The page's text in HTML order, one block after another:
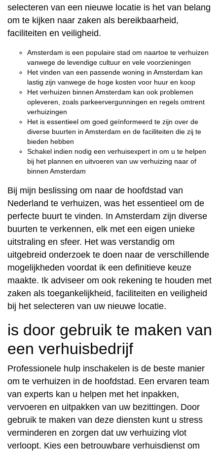
selecteren van een nieuwe locatie is het van belang
om te kijken naar zaken als bereikbaarheid,
faciliteiten en veiligheid.
Amsterdam is een populaire stad om naartoe te verhuizen
vanwege de levendige cultuur en vele voorzieningen
Het vinden van een passende woning in Amsterdam kan
lastig zijn vanwege de hoge kosten voor huur en koop
Het verhuizen binnen Amsterdam kan ook problemen
opleveren, zoals parkeervergunningen en regels omtrent
verhuizingen
Het is essentieel om goed geïnformeerd te zijn over de
diverse buurten in Amsterdam en de faciliteiten die zij te
bieden hebben
Schakel indien nodig een verhuisexpert in om u te helpen
bij het plannen en uitvoeren van uw verhuizing naar of
binnen Amsterdam
Bij mijn beslissing om naar de hoofdstad van
Nederland te verhuizen, was het essentieel om de
perfecte buurt te vinden. In Amsterdam zijn diverse
buurten te verkennen, elk met een eigen unieke
uitstraling en sfeer. Het was verstandig om
uitgebreid onderzoek te doen naar de verschillende
mogelijkheden voordat ik een definitieve keuze
maakte. Ik adviseer om ook rekening te houden met
zaken als toegankelijkheid, faciliteiten en veiligheid
bij het selecteren van uw nieuwe locatie.
is door gebruik te maken van
een verhuisbedrijf
Professionele hulp inschakelen is de beste manier
om te verhuizen in de hoofdstad. Een ervaren team
van experts kan u helpen met het inpakken,
vervoeren en uitpakken van uw bezittingen. Door
gebruik te maken van deze diensten kunt u stress
verminderen en zorgen dat uw verhuizing vlot
verloopt. Kies een betrouwbare verhuisdienst om